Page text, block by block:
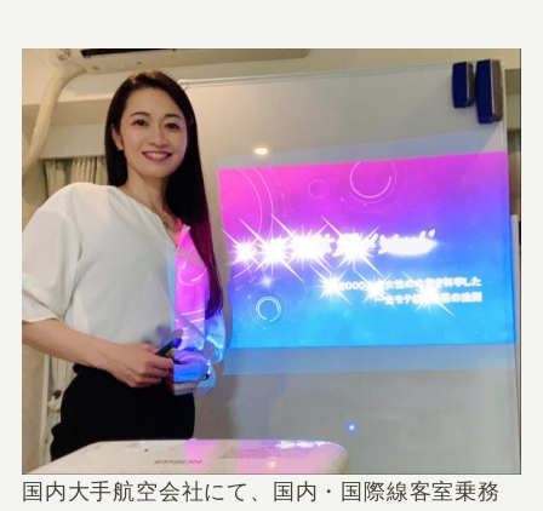
国内大手航空会社にて、国内・国際線客室乗務